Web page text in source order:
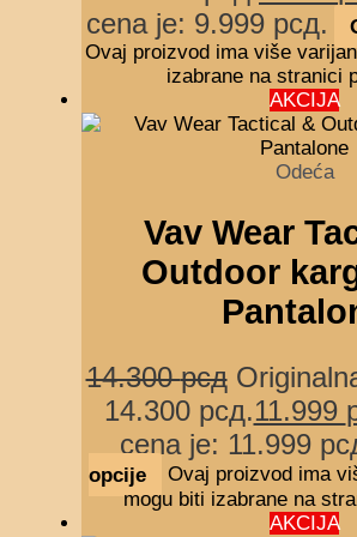
cena je: 9.999 рсд.
Ovaj proizvod ima više
izabrane na stranici
AKCIJA
Odeća
Vav Wear
Outdoor
14.300рсд
14.300 рсд.11.999
cena je: 11.999
opcije
Ovaj proizvod ima
mogu biti izabrane na
AKCIJA